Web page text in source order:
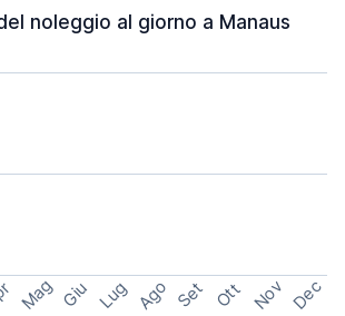
noleggio al giorno a Manaus
Mag Giu Lug Ago Set Ott Nov Dec